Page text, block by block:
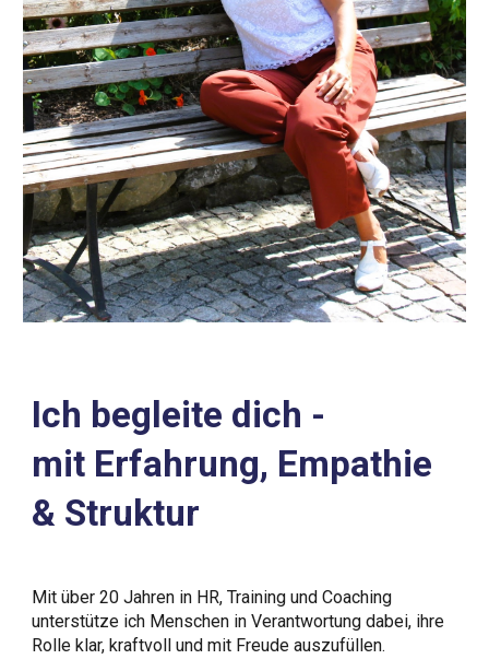
Ich begleite dich -
mit Erfahrung, Empathie
& Struktur
Mit über 20 Jahren in HR, Training und Coaching
unterstütze ich Menschen in Verantwortung dabei, ihre
Rolle klar, kraftvoll und mit Freude auszufüllen.